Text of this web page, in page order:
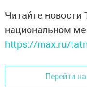
Читайте новости
национальном
https://max.ru/
Перейти